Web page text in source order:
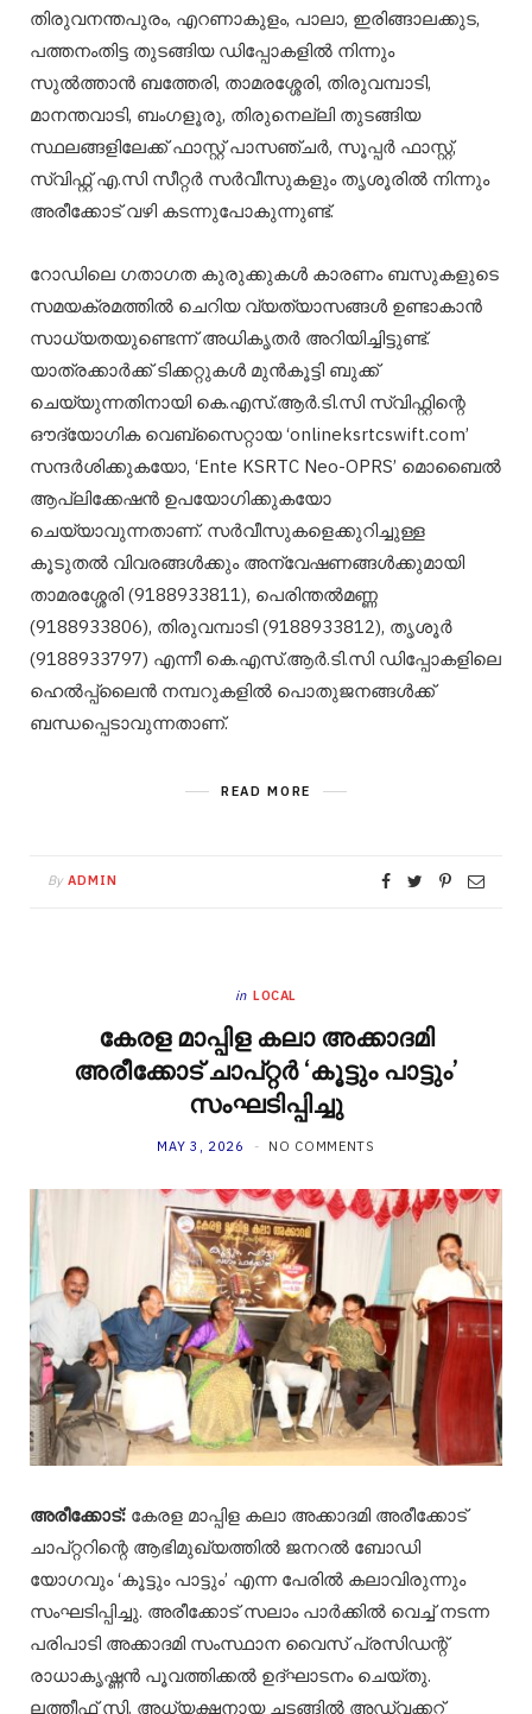
തിരുവനന്തപുരം, എറണാകുളം, പാലാ, ഇരിങ്ങാലക്കുട,
പത്തനംതിട്ട തുടങ്ങിയ ഡിപ്പോകളിൽ നിന്നും
സുൽത്താൻ ബത്തേരി, താമരശ്ശേരി, തിരുവമ്പാടി,
മാനന്തവാടി, ബംഗളൂരു, തിരുനെല്ലി തുടങ്ങിയ
സ്ഥലങ്ങളിലേക്ക് ഫാസ്റ്റ് പാസഞ്ചർ, സൂപ്പർ ഫാസ്റ്റ്,
സ്വിഫ്റ്റ് എ.സി സീറ്റർ സർവീസുകളും തൃശൂരിൽ നിന്നും
അരീക്കോട് വഴി കടന്നുപോകുന്നുണ്ട്.
റോഡിലെ ഗതാഗത കുരുക്കുകൾ കാരണം ബസുകളുടെ
സമയക്രമത്തിൽ ചെറിയ വ്യത്യാസങ്ങൾ ഉണ്ടാകാൻ
സാധ്യതയുണ്ടെന്ന് അധികൃതർ അറിയിച്ചിട്ടുണ്ട്.
യാത്രക്കാർക്ക് ടിക്കറ്റുകൾ മുൻകൂട്ടി ബുക്ക്
ചെയ്യുന്നതിനായി കെ.എസ്.ആർ.ടി.സി സ്വിഫ്റ്റിന്റെ
ഔദ്യോഗിക വെബ്സൈറ്റായ ‘onlineksrtcswift.com’
സന്ദർശിക്കുകയോ, ‘Ente KSRTC Neo-OPRS’ മൊബൈൽ
ആപ്ലിക്കേഷൻ ഉപയോഗിക്കുകയോ
ചെയ്യാവുന്നതാണ്. സർവീസുകളെക്കുറിച്ചുള്ള
കൂടുതൽ വിവരങ്ങൾക്കും അന്വേഷണങ്ങൾക്കുമായി
താമരശ്ശേരി (9188933811), പെരിന്തൽമണ്ണ
(9188933806), തിരുവമ്പാടി (9188933812), തൃശൂർ
(9188933797) എന്നീ കെ.എസ്.ആർ.ടി.സി ഡിപ്പോകളിലെ
ഹെൽപ്പ്‌ലൈൻ നമ്പറുകളിൽ പൊതുജനങ്ങൾക്ക്
ബന്ധപ്പെടാവുന്നതാണ്.
READ MORE
By ADMIN
in LOCAL
കേരള മാപ്പിള കലാ അക്കാദമി
അരീക്കോട് ചാപ്റ്റർ ‘കൂട്ടും പാട്ടും’
സംഘടിപ്പിച്ചു
MAY 3, 2026 NO COMMENTS
അരീക്കോട്: കേരള മാപ്പിള കലാ അക്കാദമി അരീക്കോട്
ചാപ്റ്ററിന്റെ ആഭിമുഖ്യത്തിൽ ജനറൽ ബോഡി
യോഗവും ‘കൂട്ടും പാട്ടും’ എന്ന പേരിൽ കലാവിരുന്നും
സംഘടിപ്പിച്ചു. അരീക്കോട് സലാം പാർക്കിൽ വെച്ച് നടന്ന
പരിപാടി അക്കാദമി സംസ്ഥാന വൈസ് പ്രസിഡന്റ്
രാധാകൃഷ്ണൻ പൂവത്തിക്കൽ ഉദ്ഘാടനം ചെയ്തു.
ലത്തീഫ് സി. അധ്യക്ഷനായ ചടങ്ങിൽ അഡ്വക്കറ്റ്